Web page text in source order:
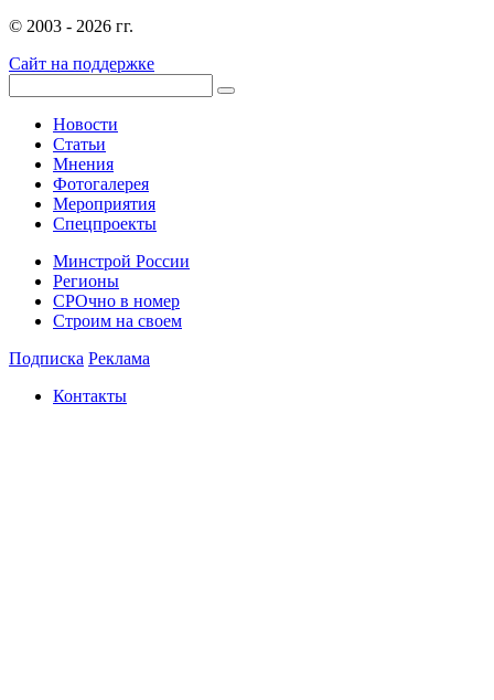
© 2003 - 2026 гг.
Сайт на поддержке
Новости
Статьи
Мнения
Фотогалерея
Мероприятия
Спецпроекты
Минстрой России
Регионы
СРОчно в номер
Строим на своем
Подписка Реклама
Контакты